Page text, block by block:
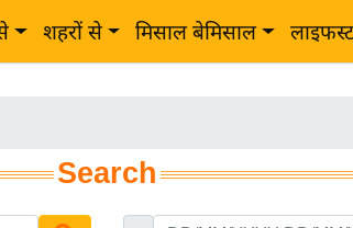
शहरों से मिसाल बेमिसाल
Search